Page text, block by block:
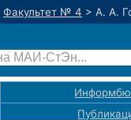
Факультет № 4 > А. А.